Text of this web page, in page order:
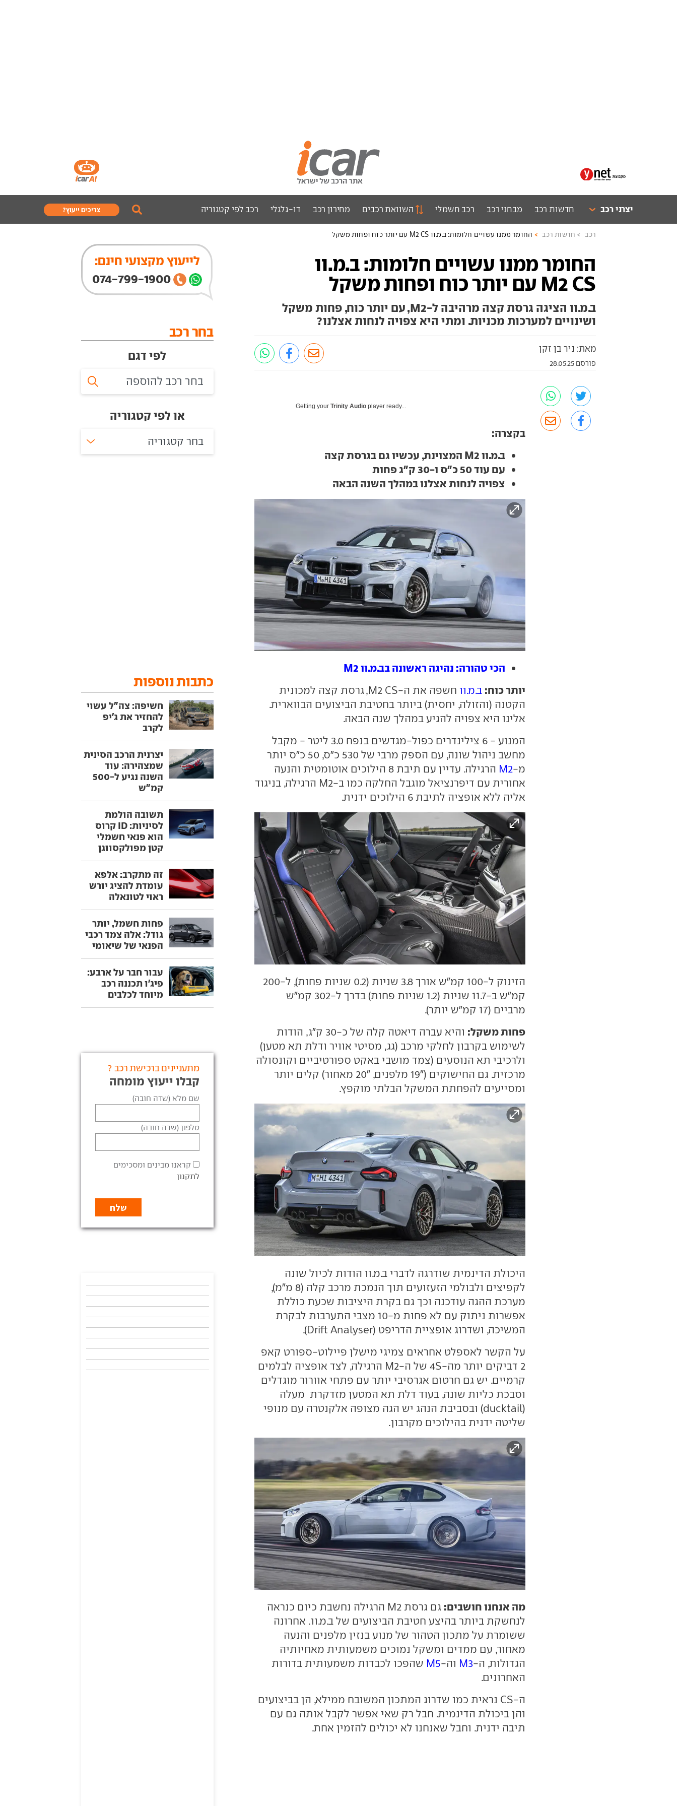
יצרני רכב חדשות רכב מבחני רכב רכב חשמלי השוואת רכבים מחירון רכב דו-גלגלי רכב לפי קטגוריה צריכים ייעוץ?
רכב חדשות רכב החומר ממנו עשויים חלומות: ב.מ.וו M2 CS עם יותר כוח ופחות משקל
החומר ממנו עשויים חלומות: ב.מ.וו
M2 CS עם יותר כוח ופחות משקל
ב.מ.וו הציגה גרסת קצה מרהיבה ל-M2, עם יותר כוח, פחות משקל
ושינויים למערכות מכניות. ומתי היא צפויה לנחות אצלנו?
מאת: ניר בן זקן
פורסם 28.05.25
Getting yourTrinity Audio player ready...
בקצרה:
ב.מ.וו M2 המצוינת, עכשיו גם בגרסת קצה
עם עוד 50 כ"ס ו-30 ק"ג פחות
צפויה לנחות אצלנו במהלך השנה הבאה
הכי טהורה: נהיגה ראשונה בב.מ.וו M2
יותר כוח: ב.מ.וו
חשפה את ה-M2 CS, גרסת קצה למכונית
הקטנה (והזולה, יחסית) ביותר בחטיבת הביצועים הבווארית.
אלינו היא צפויה להגיע במהלך שנה הבאה.
המנוע - 6 צילינדרים כפול-מגדשים בנפח 3.0 ליטר - מקבל
מחשב ניהול שונה, עם הספק מרבי של 530 כ"ס, 50 כ"ס יותר
מ-M2
הרגילה. עדיין עם תיבת 8 הילוכים אוטומטית והנעה
אחורית עם דיפרנציאל מוגבל החלקה כמו ב-M2 הרגילה, בניגוד
אליה ללא אופציה לתיבת 6 הילוכים ידנית.
הזינוק ל-100 קמ"ש אורך 3.8 שניות (0.2 שניות פחות), ל-200
קמ"ש ב-11.7 שניות (1.2 שניות פחות) בדרך ל-302 קמ"ש
מרביים (17 קמ"ש יותר).
פחות משקל:
והיא עברה דיאטה קלה של כ-30 ק"ג, הודות
לשימוש בקרבון לחלקי מרכב (גג, מסיטי אוויר ודלת תא מטען)
ולרכיבי תא הנוסעים (צמד מושבי באקט ספורטיביים וקונסולה
מרכזית. גם החישוקים ("19 מלפנים, "20 מאחור) קלים יותר
ומסייעים להפחתת המשקל הבלתי מוקפץ.
היכולת הדינמית שודרגה לדברי ב.מ.וו הודות לכיול שונה
לקפיצים ולבולמי הזעזועים תוך הנמכת מרכב קלה (8 מ"מ),
מערכת ההגה עודכנה וכך גם בקרת היציבות שכעת כוללת
אפשרות ניתוק עם לא פחות מ-10 מצבי התערבות לבקרת
המשיכה, ושדרוג אופציית הדריפט (Drift Analyser).
על הקשר לאספלט אחראים צמיגי מישלן פיילוט-ספורט קאפ
2 דביקים יותר מה-4S של ה-M2 הרגילה, לצד אופציה לבלמים
קרמיים. יש גם חרטום אגרסיבי יותר עם פתחי אוורור מוגדלים
וסבכת כליות שונה, בעוד דלת תא המטען מזדקרת מעלה
(ducktail) ובסביבת הנהג יש הגה מצופה אלקנטרה עם מנופי
שליטה ידנית בהילוכים מקרבון.
מה אנחנו חושבים:
גם גרסת M2 הרגילה נחשבת כיום כנראה
לנחשקת ביותר בהיצע חטיבת הביצועים של ב.מ.וו. אחרונה
ששומרת על מתכון הטהור של מנוע בנזין מלפנים והנעה
מאחור, עם ממדים ומשקל נמוכים משמעותית מאחיותיה
הגדולות, ה-M3 וה-M5 שהפכו לכבדות משמעותית בדורות
האחרונים.
ה-CS נראית כמו שדרוג המתכון המשובח ממילא, הן בביצועים
והן ביכולת הדינמית. חבל רק שאי אפשר לקבל אותה גם עם
תיבה ידנית. וחבל שאנחנו לא יכולים להזמין אחת.
לייעוץ מקצועי חינם:
074-799-1900
בחר רכב
לפי דגם
או לפי קטגוריה
בחר קטגוריה
כתבות נוספות
חשיפה: צה"ל עשוי
להחזיר את ג'יפ
לקרב
יצרנית הרכב הסינית
שמצהירה: עוד
השנה נגיע ל-500
קמ"ש
תשובה הולמת
לסיניות: ID קרוס
הוא פנאי חשמלי
קטן מפולקסווגן
זה מתקרב: אלפא
עומדת להציג יורש
ראוי לטונאלה
פחות חשמל, יותר
גודל: אלה צמד רכבי
הפנאי של שיאומי
עבור חבר על ארבע:
פיג'ו תכננה רכב
מיוחד לכלבים
מתעניינים ברכישת רכב ?
קבלו ייעוץ מומחה
שם מלא (שדה חובה)
טלפון (שדה חובה)
קראנו מבינים ומסכימים
לתקנון